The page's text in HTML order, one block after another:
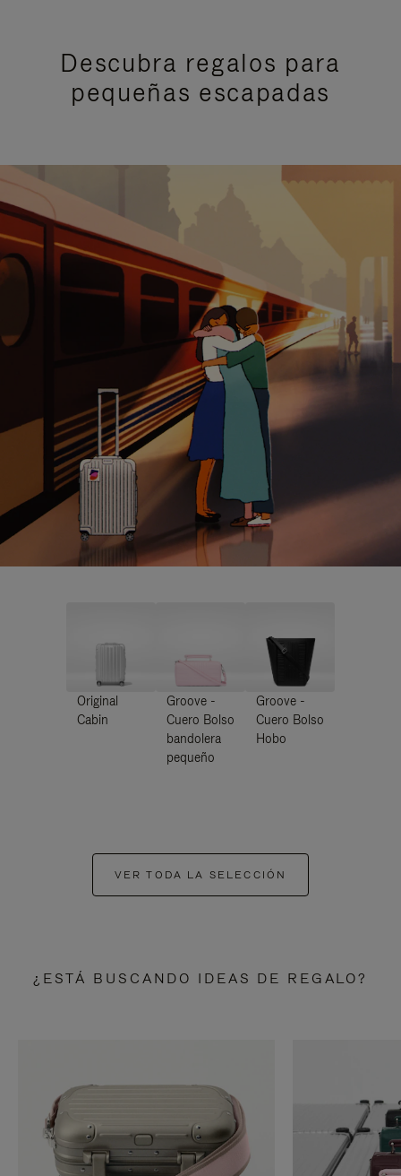
Descubra regalos para
pequeñas escapadas
Original
Cabin
Groove -
Cuero Bolso
bandolera
pequeño
Groove -
Cuero Bolso
Hobo
VER TODA LA SELECCIÓN
¿ESTÁ BUSCANDO IDEAS DE REGALO?